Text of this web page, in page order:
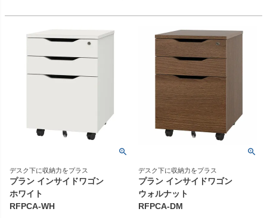
デスク下に収納力をプラス
プラン インサイドワゴン
ホワイト
RFPCA-WH
デスク下に収納力をプラス
プラン インサイドワゴン
ウォルナット
RFPCA-DM